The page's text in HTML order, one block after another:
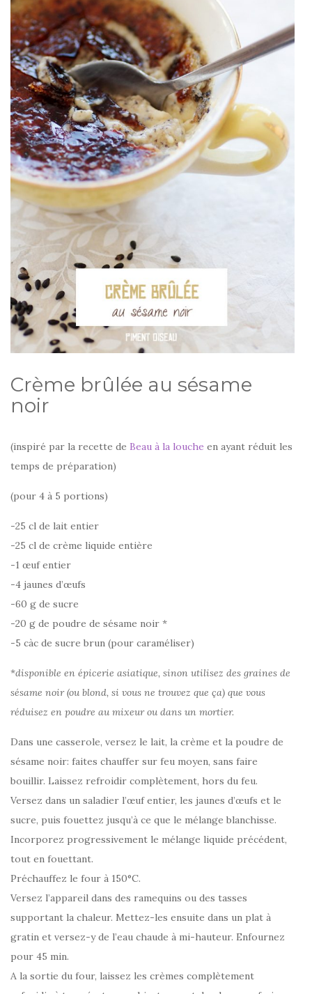
Crème brûlée au sésame
noir
(inspiré par la recette de Beau à la louche en ayant réduit les
temps de préparation)
(pour 4 à 5 portions)
-25 cl de lait entier
-25 cl de crème liquide entière
-1 œuf entier
-4 jaunes d’œufs
-60 g de sucre
-20 g de poudre de sésame noir *
-5 càc de sucre brun (pour caraméliser)
*disponible en épicerie asiatique, sinon utilisez des graines de
sésame noir (ou blond, si vous ne trouvez que ça) que vous
réduisez en poudre au mixeur ou dans un mortier.
Dans une casserole, versez le lait, la crème et la poudre de
sésame noir: faites chauffer sur feu moyen, sans faire
bouillir. Laissez refroidir complètement, hors du feu.
Versez dans un saladier l’œuf entier, les jaunes d’œufs et le
sucre, puis fouettez jusqu’à ce que le mélange blanchisse.
Incorporez progressivement le mélange liquide précédent,
tout en fouettant.
Préchauffez le four à 150°C.
Versez l’appareil dans des ramequins ou des tasses
supportant la chaleur. Mettez-les ensuite dans un plat à
gratin et versez-y de l’eau chaude à mi-hauteur. Enfournez
pour 45 min.
A la sortie du four, laissez les crèmes complètement